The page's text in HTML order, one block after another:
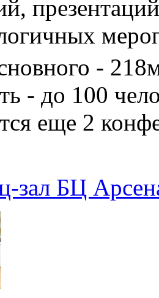
-
- до 100
еще 2
зал БЦ